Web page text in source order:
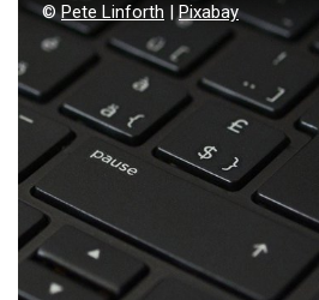
©Pete Linforth |Pixabay